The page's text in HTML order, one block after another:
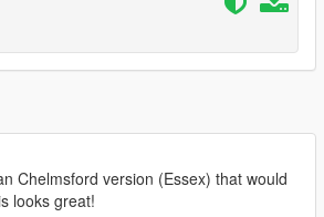
Chelmsford version (Essex) that would
looks great!